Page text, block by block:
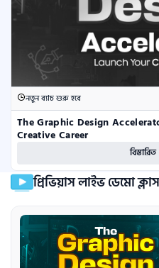
নতুন ব্যাচ শুরু হবে
The Graphic Design
Creative Career
প্রিভিয়াস লাইভ ডেমো ক্লাস